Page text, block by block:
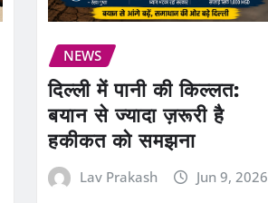
NEWS
दिल्ली में पानी की किल्लत:
बयान से ज्यादा ज़रूरी है
हकीकत को समझना
Lav Prakash Jun 9, 2026